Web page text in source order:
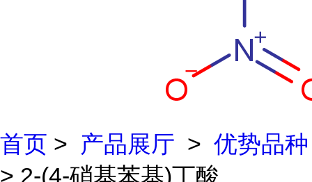
首页 > 产品展厅 > 优势品种
> 2-(4-硝基苯基)丁酸